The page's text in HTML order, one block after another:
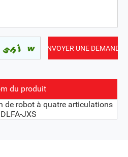
du produit
de robot à quatre articulations
DLFA-JXS